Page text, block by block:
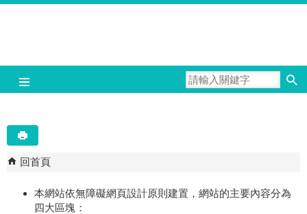
回首頁
本網站依無障礙網頁設計原則建置，網站的主要內容分為
四大區塊：